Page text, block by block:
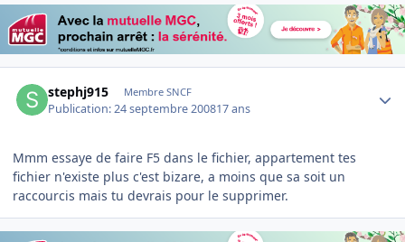
stephj915 Membre SNCF
Publication:24 septembre 200817 ans
Mmm essaye de faire F5 dans le fichier, appartement tes
fichier n'existe plus c'est bizare, a moins que sa soit un
raccourcis mais tu devrais pour le supprimer.